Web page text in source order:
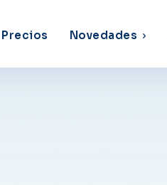
Precios Novedades